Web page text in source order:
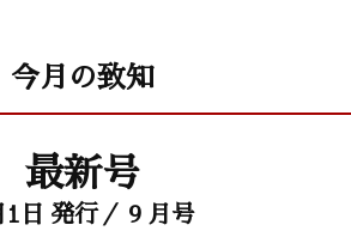
今月の致知
最新号
1日 発行／ 9 月号